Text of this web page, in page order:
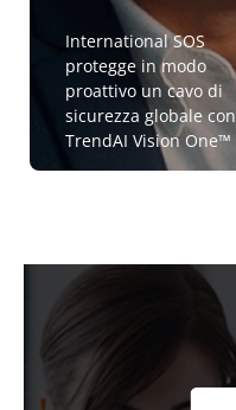
International SOS
protegge in modo
proattivo un cavo di
sicurezza globale con
TrendAI Vision One™